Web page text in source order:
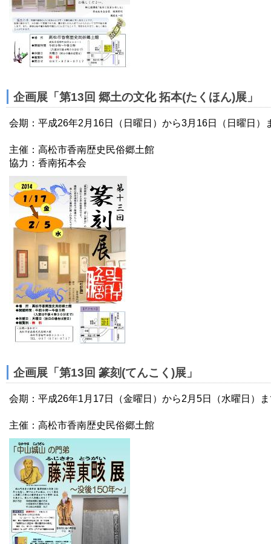
企画展「第13回 郷土の文化 拓本(たくほん)展」
会期：平成26年2月16日（日曜日）から3月16日（日曜日）
主催：高松市香南歴史民俗郷土館
協力：香南拓本会
企画展「第13回 篆刻(てんこく)展」
会期：平成26年1月17日（金曜日）から2月5日（水曜日）
主催：高松市香南歴史民俗郷土館